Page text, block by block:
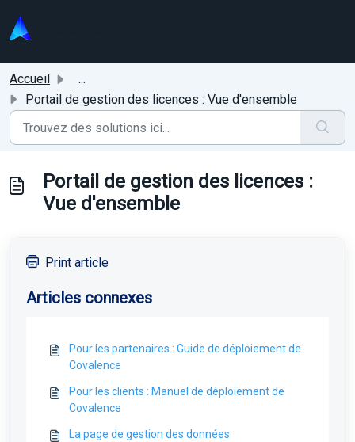
Accueil
...
Portail de gestion des licences : Vue d'ensemble
Portail de gestion des licences :
Vue d'ensemble
Print article
Articles connexes
Pour les partenaires : Guide de déploiement de
Covalence
Pour les clients : Manuel de déploiement de
Covalence
La page de gestion des données